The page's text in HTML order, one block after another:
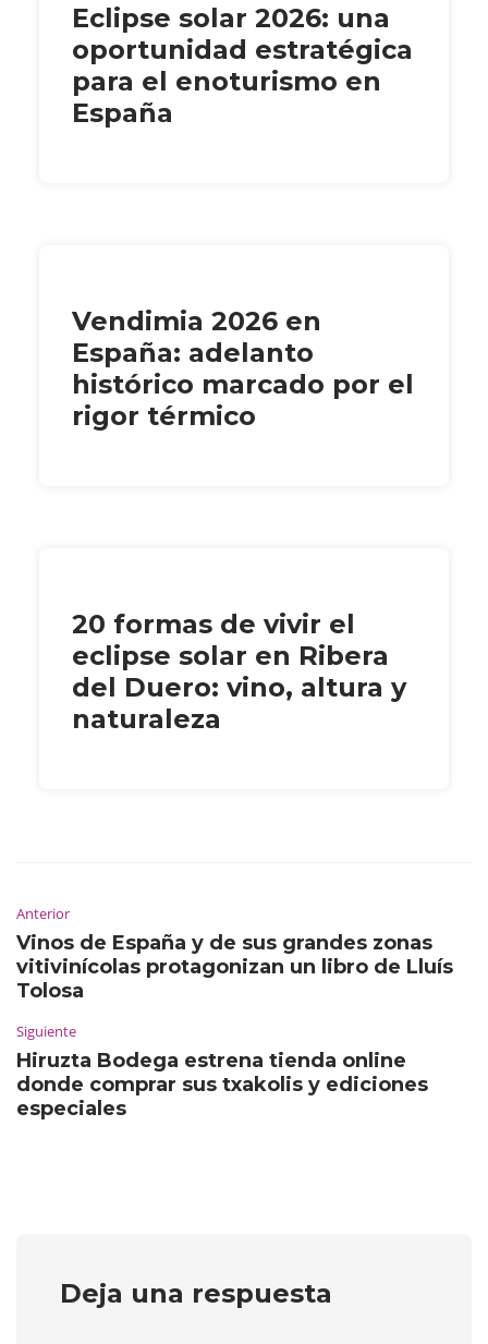
Eclipse solar 2026: una
oportunidad estratégica
para el enoturismo en
España
Vendimia 2026 en
España: adelanto
histórico marcado por el
rigor térmico
20 formas de vivir el
eclipse solar en Ribera
del Duero: vino, altura y
naturaleza
Anterior
Vinos de España y de sus grandes zonas
vitivinícolas protagonizan un libro de Lluís
Tolosa
Siguiente
Hiruzta Bodega estrena tienda online
donde comprar sus txakolis y ediciones
especiales
Deja una respuesta